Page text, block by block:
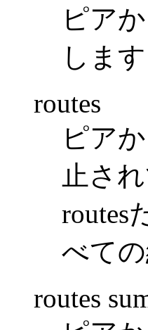
ピア
します
routes
ピア
止さ
routes
べて
routes